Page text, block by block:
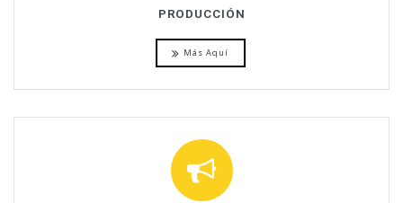
PRODUCCIÓN
Más Aquí